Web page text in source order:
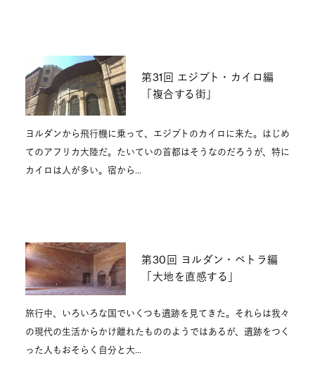
第31回 エジプト・カイロ編
「複合する街」
ヨルダンから飛行機に乗って、エジプトのカイロに来た。はじめ
てのアフリカ大陸だ。たいていの首都はそうなのだろうが、特に
カイロは人が多い。宿から…
第30回 ヨルダン・ペトラ編
「大地を直感する」
旅行中、いろいろな国でいくつも遺跡を見てきた。それらは我々
の現代の生活からかけ離れたもののようではあるが、遺跡をつく
った人もおそらく自分と大…